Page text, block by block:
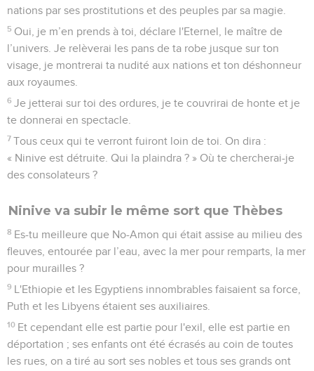
nations par ses prostitutions et des peuples par sa magie.
5 Oui, je m’en prends à toi, déclare l'Eternel, le maître de
l’univers. Je relèverai les pans de ta robe jusque sur ton
visage, je montrerai ta nudité aux nations et ton déshonneur
aux royaumes.
6 Je jetterai sur toi des ordures, je te couvrirai de honte et je
te donnerai en spectacle.
7 Tous ceux qui te verront fuiront loin de toi. On dira :
« Ninive est détruite. Qui la plaindra ? » Où te chercherai-je
des consolateurs ?
Ninive va subir le même sort que Thèbes
8 Es-tu meilleure que No-Amon qui était assise au milieu des
fleuves, entourée par l’eau, avec la mer pour remparts, la mer
pour murailles ?
9 L'Ethiopie et les Egyptiens innombrables faisaient sa force,
Puth et les Libyens étaient ses auxiliaires.
10 Et cependant elle est partie pour l'exil, elle est partie en
déportation ; ses enfants ont été écrasés au coin de toutes
les rues, on a tiré au sort ses nobles et tous ses grands ont